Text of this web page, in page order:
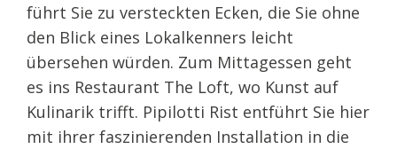
führt Sie zu versteckten Ecken, die Sie ohne
den Blick eines Lokalkenners leicht
übersehen würden. Zum Mittagessen geht
es ins Restaurant The Loft, wo Kunst auf
Kulinarik trifft. Pipilotti Rist entführt Sie hier
mit ihrer faszinierenden Installation in die